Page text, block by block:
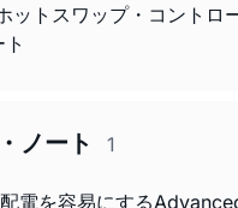
ットスワップ・コントロ
ノート 1
電を容易にする